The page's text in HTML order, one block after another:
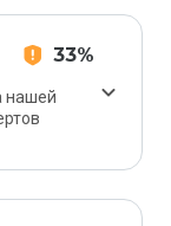
33%
нашей